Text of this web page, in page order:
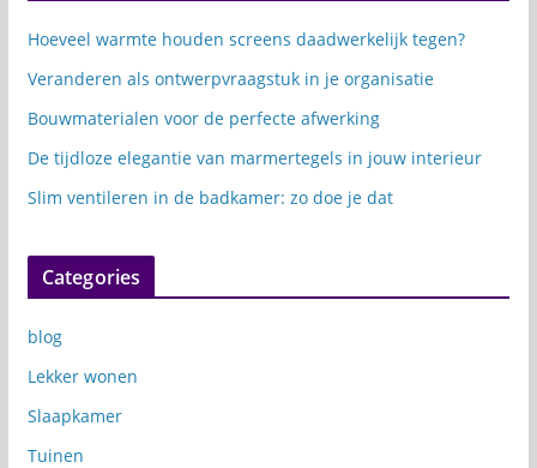
Hoeveel warmte houden screens daadwerkelijk tegen?
Veranderen als ontwerpvraagstuk in je organisatie
Bouwmaterialen voor de perfecte afwerking
De tijdloze elegantie van marmertegels in jouw interieur
Slim ventileren in de badkamer: zo doe je dat
Categories
blog
Lekker wonen
Slaapkamer
Tuinen